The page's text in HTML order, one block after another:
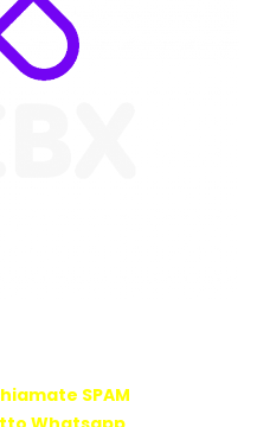
SPAM